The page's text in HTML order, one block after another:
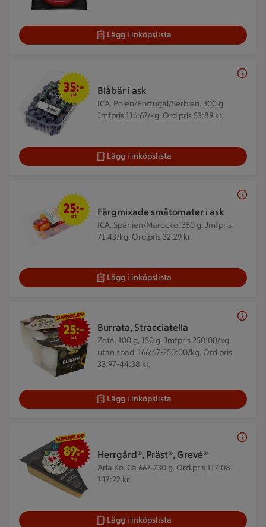
Lägg i inköpslista
Blåbär i ask
ICA. Polen/Portugal/Serbien. 300 g.
Jmfpris 116:67/kg. Ord.pris 53:89 kr.
35 kr/st
35:-
/st
Lägg i inköpslista
Färgmixade småtomater i ask
ICA. Spanien/Marocko. 350 g. Jmfpris
71:43/kg. Ord.pris 32:29 kr.
25 kr/st
25:-
/st
Lägg i inköpslista
Burrata, Stracciatella
Zeta. 100 g, 150 g. Jmfpris 250:00/kg
utan spad, 166:67-250:00/kg. Ord.pris
33:97-44:38 kr.
25 kr/st
25:-
/st
Lägg i inköpslista
Herrgård®, Präst®, Grevé®
Arla Ko. Ca 667-730 g. Ord.pris 117:08-
147:22 kr.
89 kr/kg
89:-
/kg
Lägg i inköpslista